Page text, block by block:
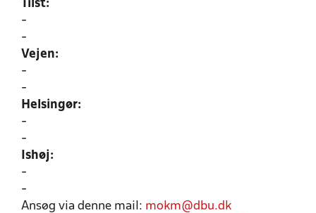
Tilst:
-
-
Vejen:
-
-
Helsingør:
-
-
Ishøj:
-
-
Ansøg via denne mail: mokm@dbu.dk